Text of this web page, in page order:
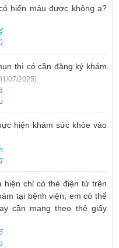
hiến máu được không ạ?
thì có cần đăng ký khám
07/2025)
hiện khám sức khỏe vào
hiện chỉ có thẻ điện tử trên
tại bệnh viện, em có thể
cần mang theo thẻ giấy